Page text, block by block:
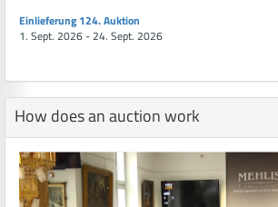
Einlieferung 124. Auktion
1. Sept. 2026 - 24. Sept. 2026
How does an auction work